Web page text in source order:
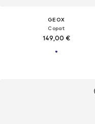
GEOX
Copat
149,00 €